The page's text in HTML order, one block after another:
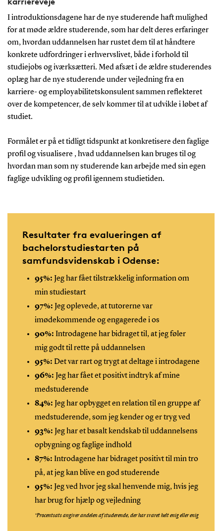
I introduktionsdagene har de nye studerende haft mulighed
for at møde ældre studerende, som har delt deres erfaringer
om, hvordan uddannelsen har rustet dem til at håndtere
konkrete udfordringer i erhvervslivet, både i forhold til
studiejobs og iværksætteri. Med afsæt i de ældre studerendes
oplæg har de nye studerende under vejledning fra en
karriere- og employabilitetskonsulent sammen reflekteret
over de kompetencer, de selv kommer til at udvikle i løbet af
studiet.
Formålet er på et tidligt tidspunkt at konkretisere den faglige
profil og visualisere , hvad uddannelsen kan bruges til og
hvordan man som ny studerende kan arbejde med sin egen
faglige udvikling og profil igennem studietiden.
Resultater fra evalueringen af
bachelorstudiestarten på
samfundsvidenskab i Odense:
95%: Jeg har fået tilstrækkelig information om
min studiestart
97%: Jeg oplevede, at tutorerne var
imødekommende og engagerede i os
90%: Introdagene har bidraget til, at jeg føler
mig godt til rette på uddannelsen
95%: Det var rart og trygt at deltage i introdagene
96%: Jeg har fået et positivt indtryk af mine
medstuderende
84%: Jeg har opbygget en relation til en gruppe af
medstuderende, som jeg kender og er tryg ved
93%: Jeg har et basalt kendskab til uddannelsens
opbygning og faglige indhold
87%: Introdagene har bidraget positivt til min tro
på, at jeg kan blive en god studerende
95%: Jeg ved hvor jeg skal henvende mig, hvis jeg
har brug for hjælp og vejledning
*Procentsats angiver andelen af studerende, der har svaret helt enig eller enig